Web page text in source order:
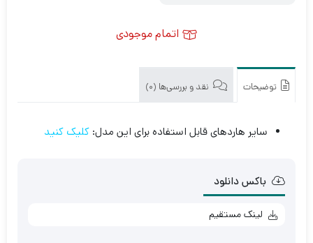
اتمام موجودی
توضیحات نقد و بررسی‌ها (0)
سایر هاردهای قابل استفاده برای این مدل: کلیک کنید
باکس دانلود
لینک مستقیم